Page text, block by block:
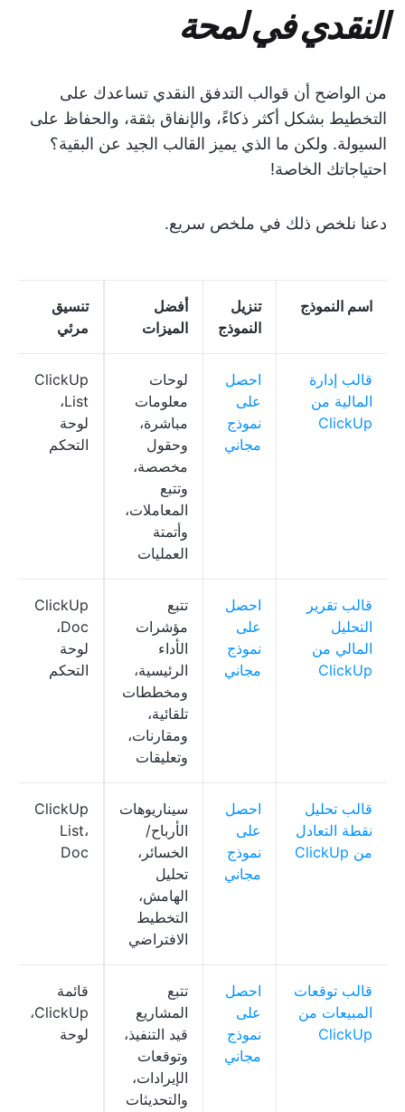
النقدي في لمحة
من الواضح أن قوالب التدفق النقدي تساعدك على
التخطيط بشكل أكثر ذكاءً، والإنفاق بثقة، والحفاظ على
السيولة. ولكن ما الذي يميز القالب الجيد عن البقية؟
احتياجاتك الخاصة!
دعنا نلخص ذلك في ملخص سريع.
اسم النموذج
تنزيل
النموذج
أفضل
الميزات
تنسيق
مرئي
قالب إدارة
المالية من
ClickUp
احصل
على
نموذج
مجاني
لوحات
معلومات
مباشرة،
وحقول
مخصصة،
وتتبع
المعاملات،
وأتمتة
العمليات
ClickUp
List،
لوحة
التحكم
قالب تقرير
التحليل
المالي من
ClickUp
احصل
على
نموذج
مجاني
تتبع
مؤشرات
الأداء
الرئيسية،
ومخططات
تلقائية،
ومقارنات،
وتعليقات
ClickUp
Doc،
لوحة
التحكم
قالب تحليل
نقطة التعادل
من ClickUp
احصل
على
نموذج
مجاني
سيناريوهات
الأرباح/
الخسائر،
تحليل
الهامش،
التخطيط
الافتراضي
ClickUp
List،
Doc
قالب توقعات
المبيعات من
ClickUp
احصل
على
نموذج
مجاني
تتبع
المشاريع
قيد التنفيذ،
وتوقعات
الإيرادات،
والتحديثات
قائمة
ClickUp،
لوحة